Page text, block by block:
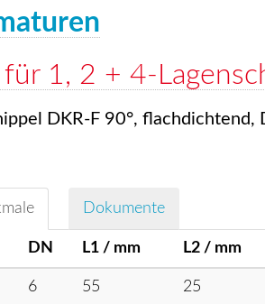
für 1, 2 + 4-
DKR-F 90°, flachdichtend,
Dokumente
DN L1 / mm L2 / mm
6 55 25